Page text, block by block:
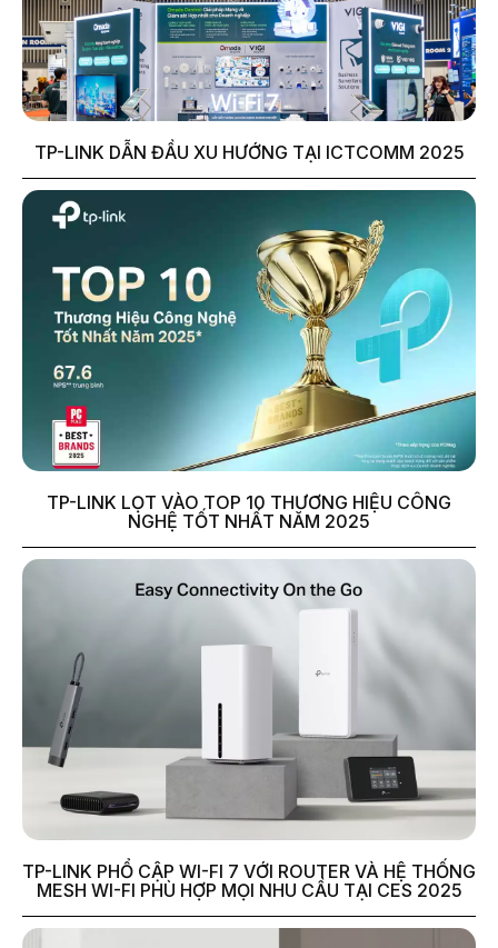
TP-LINK DẪN ĐẦU XU HƯỚNG TẠI ICTCOMM 2025
TP-LINK LỌT VÀO TOP 10 THƯƠNG HIỆU CÔNG
NGHỆ TỐT NHẤT NĂM 2025
TP-LINK PHỔ CẬP WI-FI 7 VỚI ROUTER VÀ HỆ THỐNG
MESH WI-FI PHÙ HỢP MỌI NHU CẦU TẠI CES 2025